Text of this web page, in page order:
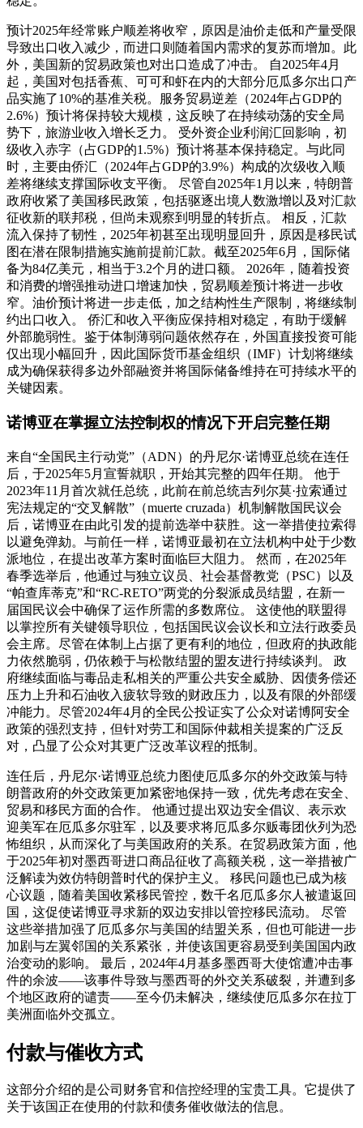
预计2025年经常账户顺差将收窄，原因是油价走低和产量受限
导致出口收入减少，而进口则随着国内需求的复苏而增加。此
外，美国新的贸易政策也对出口造成了冲击。 自2025年4月
起，美国对包括香蕉、可可和虾在内的大部分厄瓜多尔出口产
品实施了10%的基准关税。服务贸易逆差（2024年占GDP的
2.6%）预计将保持较大规模，这反映了在持续动荡的安全局
势下，旅游业收入增长乏力。 受外资企业利润汇回影响，初
级收入赤字（占GDP的1.5%）预计将基本保持稳定。与此同
时，主要由侨汇（2024年占GDP的3.9%）构成的次级收入顺
差将继续支撑国际收支平衡。 尽管自2025年1月以来，特朗普
政府收紧了美国移民政策，包括驱逐出境人数激增以及对汇款
征收新的联邦税，但尚未观察到明显的转折点。 相反，汇款
流入保持了韧性，2025年初甚至出现明显回升，原因是移民试
图在潜在限制措施实施前提前汇款。截至2025年6月，国际储
备为84亿美元，相当于3.2个月的进口额。 2026年，随着投资
和消费的增强推动进口增速加快，贸易顺差预计将进一步收
窄。油价预计将进一步走低，加之结构性生产限制，将继续制
约出口收入。 侨汇和收入平衡应保持相对稳定，有助于缓解
外部脆弱性。鉴于体制薄弱问题依然存在，外国直接投资可能
仅出现小幅回升，因此国际货币基金组织（IMF）计划将继续
成为确保获得多边外部融资并将国际储备维持在可持续水平的
关键因素。
诺博亚在掌握立法控制权的情况下开启完整任期
来自“全国民主行动党”（ADN）的丹尼尔·诺博亚总统在连任
后，于2025年5月宣誓就职，开始其完整的四年任期。 他于
2023年11月首次就任总统，此前在前总统吉列尔莫·拉索通过
宪法规定的“交叉解散”（muerte cruzada）机制解散国民议会
后，诺博亚在由此引发的提前选举中获胜。这一举措使拉索得
以避免弹劾。与前任一样，诺博亚最初在立法机构中处于少数
派地位，在提出改革方案时面临巨大阻力。 然而，在2025年
春季选举后，他通过与独立议员、社会基督教党（PSC）以及
“帕查库蒂克”和“RC-RETO”两党的分裂派成员结盟，在新一
届国民议会中确保了运作所需的多数席位。 这使他的联盟得
以掌控所有关键领导职位，包括国民议会议长和立法行政委员
会主席。尽管在体制上占据了更有利的地位，但政府的执政能
力依然脆弱，仍依赖于与松散结盟的盟友进行持续谈判。 政
府继续面临与毒品走私相关的严重公共安全威胁、因债务偿还
压力上升和石油收入疲软导致的财政压力，以及有限的外部缓
冲能力。尽管2024年4月的全民公投证实了公众对诺博阿安全
政策的强烈支持，但针对劳工和国际仲裁相关提案的广泛反
对，凸显了公众对其更广泛改革议程的抵制。
连任后，丹尼尔·诺博亚总统力图使厄瓜多尔的外交政策与特
朗普政府的外交政策更加紧密地保持一致，优先考虑在安全、
贸易和移民方面的合作。 他通过提出双边安全倡议、表示欢
迎美军在厄瓜多尔驻军，以及要求将厄瓜多尔贩毒团伙列为恐
怖组织，从而深化了与美国政府的关系。在贸易政策方面，他
于2025年初对墨西哥进口商品征收了高额关税，这一举措被广
泛解读为效仿特朗普时代的保护主义。 移民问题也已成为核
心议题，随着美国收紧移民管控，数千名厄瓜多尔人被遣返回
国，这促使诺博亚寻求新的双边安排以管控移民流动。 尽管
这些举措加强了厄瓜多尔与美国的结盟关系，但也可能进一步
加剧与左翼邻国的关系紧张，并使该国更容易受到美国国内政
治变动的影响。 最后，2024年4月基多墨西哥大使馆遭冲击事
件的余波——该事件导致与墨西哥的外交关系破裂，并遭到多
个地区政府的谴责——至今仍未解决，继续使厄瓜多尔在拉丁
美洲面临外交孤立。
付款与催收方式
这部分介绍的是公司财务官和信控经理的宝贵工具。它提供了
关于该国正在使用的付款和债务催收做法的信息。